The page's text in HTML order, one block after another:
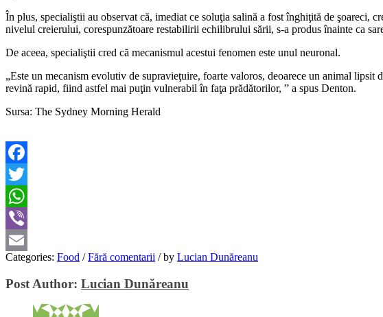
În plus, specialiştii au observat că, imediat ce soluţia salină a fost înghiţită de
nivelul creierului, corespunzătoare restabilirii echilibrului sării, s-a produs înainte ca
De aceea, specialiştii cred că mecanismul acestui fenomen este unul neuronal.
„Este un mecanism evolutiv de supravieţuire, foarte valoros, deoarece un animal lipsit
revină rapid, fiind astfel mai puţin vulnerabil în faţa prădătorilor, ” a spus Denton.
Sursa: The Sydney Morning Herald
Facebook
Twitter
WhatsApp
Viber
Email
Categories: Food / Fără comentarii /by Lucian Dunăreanu
Post Author: Lucian Dunăreanu